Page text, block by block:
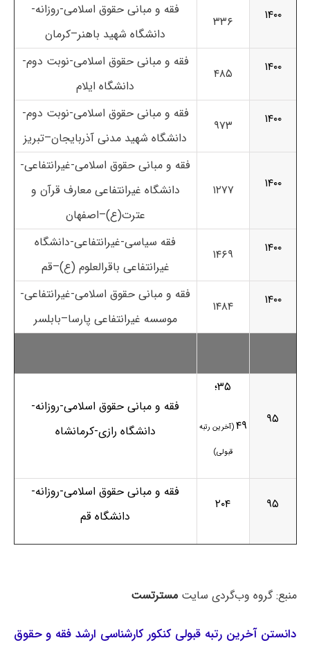
۱۴۰۰
۳۳۶
فقه و مبانی حقوق اسلامی-روزانه-
دانشگاه شهید باهنر–کرمان
۱۴۰۰
۴۸۵
فقه و مبانی حقوق اسلامی-نوبت دوم-
دانشگاه ایلام
۱۴۰۰
۹۷۳
فقه و مبانی حقوق اسلامی-نوبت دوم-
دانشگاه شهید مدنی آذربایجان–تبریز
۱۴۰۰ ۱۲۷۷
فقه و مبانی حقوق اسلامی-غیرانتفاعی-
دانشگاه غیرانتفاعی معارف قرآن و
عترت(ع)–اصفهان
۱۴۰۰
۱۴۶۹
فقه سیاسی-غیرانتفاعی-دانشگاه
غیرانتفاعی باقرالعلوم (ع)–قم
۱۴۰۰
۱۴۸۴
فقه و مبانی حقوق اسلامی-غیرانتفاعی-
موسسه غیرانتفاعی پارسا–بابلسر
۹۵
۳۵؛
۴۹(آخرین رتبه
قبولی)
فقه و مبانی حقوق اسلامی-روزانه-
دانشگاه رازی-کرمانشاه
۹۵ ۲۰۴
فقه و مبانی حقوق اسلامی-روزانه-
دانشگاه قم
منبع: گروه وب‌گردی سایتمسترتست
دانستن آخرین رتبه قبولی کنکور کارشناسی ارشد فقه و حقوق